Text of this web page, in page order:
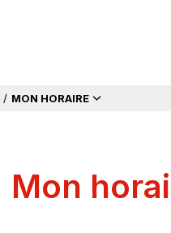
/ MON HORAIRE
Mon